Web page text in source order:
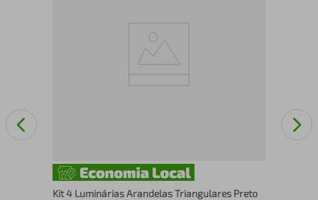
Kit 4 Luminárias Arandelas Triangulares Preto